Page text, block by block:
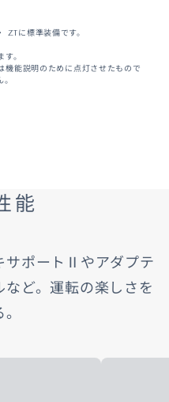
ZTに標準装備です。
。
機能説明のために点灯させたもので
能
サポートⅡやアダプテ
など。運転の楽しさを